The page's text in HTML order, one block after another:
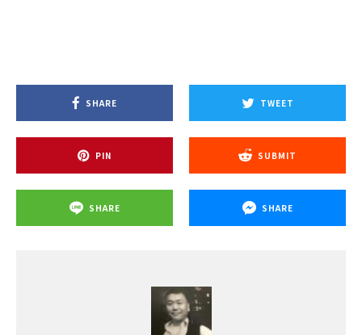
SHARE TWEET
PIN SUBMIT
SHARE SHARE